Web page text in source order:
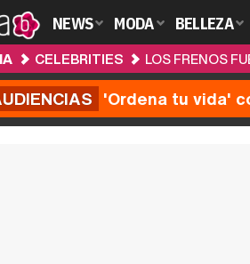
NEWS MODA BELLEZA
CELEBRITIES LOS FRENOS
'Ordena tu vida'